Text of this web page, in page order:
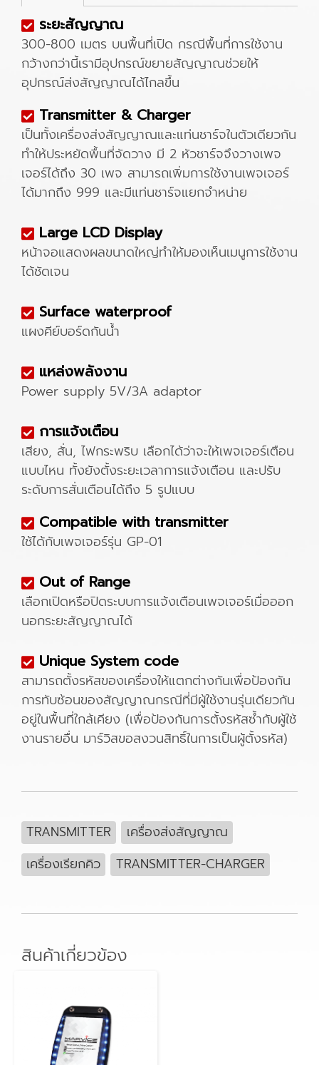
ระยะสัญญาณ
300-800 เมตร บนพื้นที่เปิด กรณีพื้นที่การใช้งาน
กว้างกว่านี้เรามีอุปกรณ์ขยายสัญญาณช่วยให้
อุปกรณ์ส่งสัญญาณได้ไกลขึ้น
Transmitter & Charger
เป็นทั้งเครื่องส่งสัญญาณและแท่นชาร์จในตัวเดียวกัน
ทำให้ประหยัดพื้นที่จัดวาง มี 2 หัวชาร์จจึงวางเพจ
เจอร์ได้ถึง 30 เพจ สามารถเพิ่มการใช้งานเพจเจอร์
ได้มากถึง 999 และมีแท่นชาร์จแยกจำหน่าย
Large LCD Display
หน้าจอแสดงผลขนาดใหญ่ทำให้มองเห็นเมนูการใช้งาน
ได้ชัดเจน
Surface waterproof
แผงคีย์บอร์ดกันน้ำ
แหล่งพลังงาน
Power supply 5V/3A adaptor
การแจ้งเตือน
เสียง, สั่น, ไฟกระพริบ เลือกได้ว่าจะให้เพจเจอร์เตือน
แบบไหน ทั้งยังตั้งระยะเวลาการแจ้งเตือน และปรับ
ระดับการสั่นเตือนได้ถึง 5 รูปแบบ
Compatible with transmitter
ใช้ได้กับเพจเจอร์รุ่น GP-01
Out of Range
เลือกเปิดหรือปิดระบบการแจ้งเตือนเพจเจอร์เมื่อออก
นอกระยะสัญญาณได้
Unique System code
สามารถตั้งรหัสของเครื่องให้แตกต่างกันเพื่อป้องกัน
การทับซ้อนของสัญญาณกรณีที่มีผู้ใช้งานรุ่นเดียวกัน
อยู่ในพื้นที่ใกล้เคียง (เพื่อป้องกันการตั้งรหัสซ้ำกับผู้ใช้
งานรายอื่น มาร์วิสขอสงวนสิทธิ์ในการเป็นผู้ตั้งรหัส)
TRANSMITTER
เครื่องส่งสัญญาณ
เครื่องเรียกคิว
TRANSMITTER-CHARGER
สินค้าเกี่ยวข้อง